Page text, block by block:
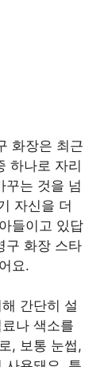
화장은 최근
하나로 자리
꾸는 것을 넘
자신을 더
들이고 있답
구 화장 스타
요.
간단히 설
나 색소를
, 보통 눈썹,